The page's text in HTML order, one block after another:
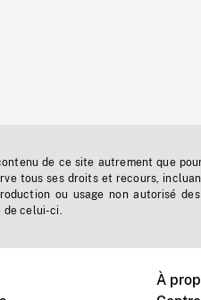
de ce site autrement que
tous ses droits et recours,
ou usage non autorisé
de celui-ci.
À